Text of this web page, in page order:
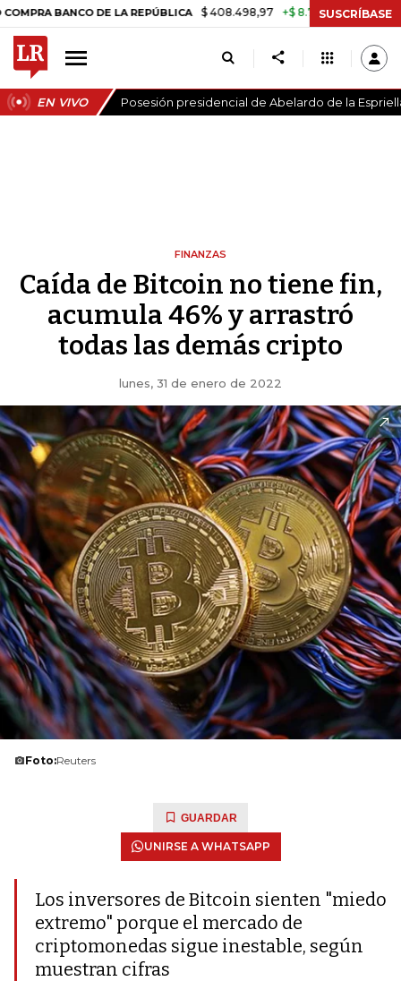
DE LA REPÚBLICA $ 408.498,97 +$ 8.753,81 +2,19% TASA DE
SUSCRÍBASE
EN VIVO Posesión presidencial de Abelardo de la
FINANZAS
Caída de Bitcoin no tiene fin,
acumula 46% y arrastró
todas las demás cripto
lunes, 31 de enero de 2022
Foto:Reuters
GUARDAR
UNIRSE A WHATSAPP
Los inversores de Bitcoin sienten "miedo
extremo" porque el mercado de
criptomonedas sigue inestable, según
muestran cifras